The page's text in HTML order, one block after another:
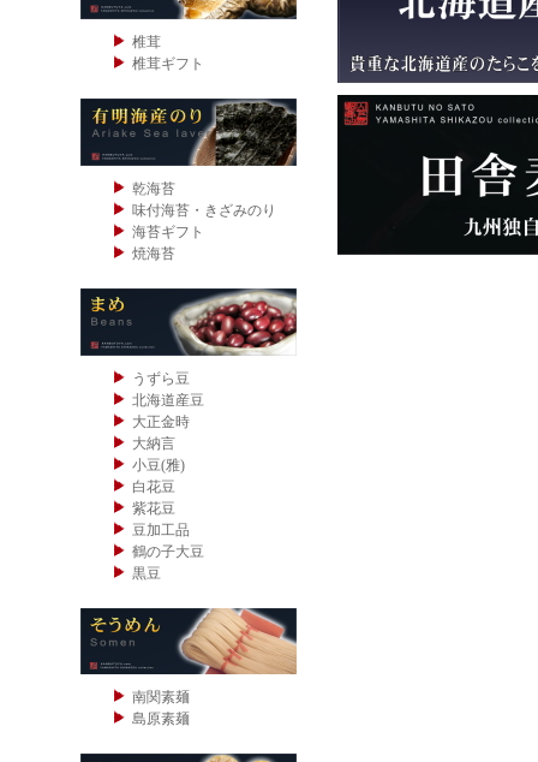
椎茸
椎茸ギフト
乾海苔
味付海苔・きざみのり
海苔ギフト
焼海苔
うずら豆
北海道産豆
大正金時
大納言
小豆(雅)
白花豆
紫花豆
豆加工品
鶴の子大豆
黒豆
南関素麺
島原素麺